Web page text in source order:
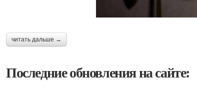
читать дальше →
Последние обновления на сайте: